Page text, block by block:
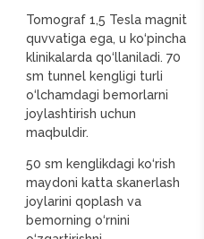
Tomograf 1,5 Tesla magnit
quvvatiga ega, u ko‘pincha
klinikalarda qo‘llaniladi. 70
sm tunnel kengligi turli
o‘lchamdagi bemorlarni
joylashtirish uchun
maqbuldir.
50 sm kenglikdagi ko‘rish
maydoni katta skanerlash
joylarini qoplash va
bemorning o‘rnini